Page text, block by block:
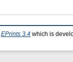
EPrints 3.4 which is